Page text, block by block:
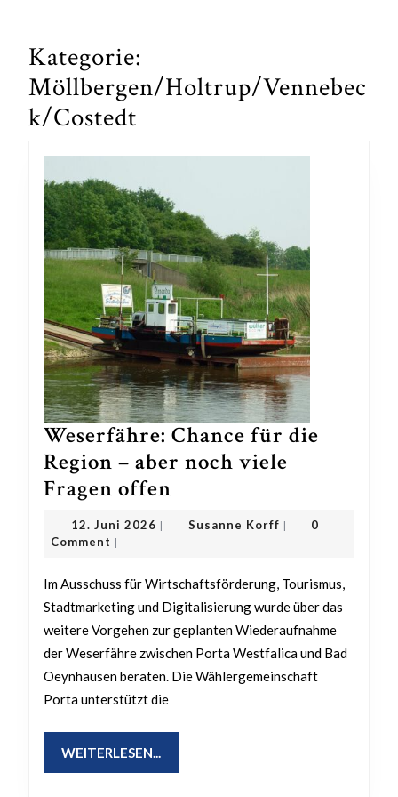
Kategorie:
Möllbergen/Holtrup/Vennebec
k/Costedt
Weserfähre: Chance für die
Region – aber noch viele
Fragen offen
Chance
Region
–
aber
noch
Fragen
12. Juni 2026 12.
| Susanne KorffSusanne
|
0
Comment |
Im Ausschuss für Wirtschaftsförderung, Tourismus,
Stadtmarketing und Digitalisierung wurde über das
weitere Vorgehen zur geplanten Wiederaufnahme
der Weserfähre zwischen Porta Westfalica und Bad
Oeynhausen beraten. Die Wählergemeinschaft
Porta unterstützt die
WEITERLESEN...